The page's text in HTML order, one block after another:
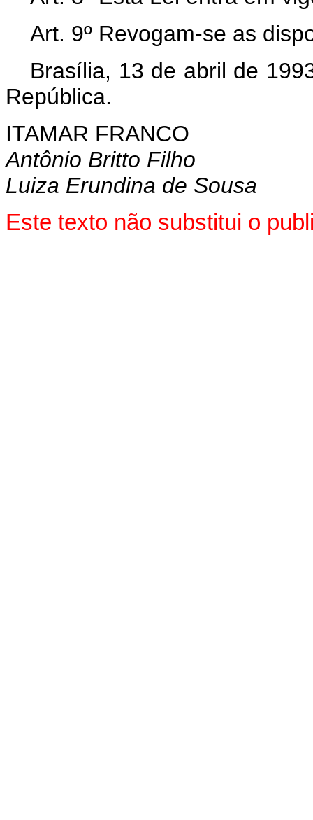
Art. 9º Revogam-se as
Brasília, 13 de abril de
República.
ITAMAR FRANCO
Antônio Britto Filho
Luiza Erundina de Sousa
Este texto não substitui o